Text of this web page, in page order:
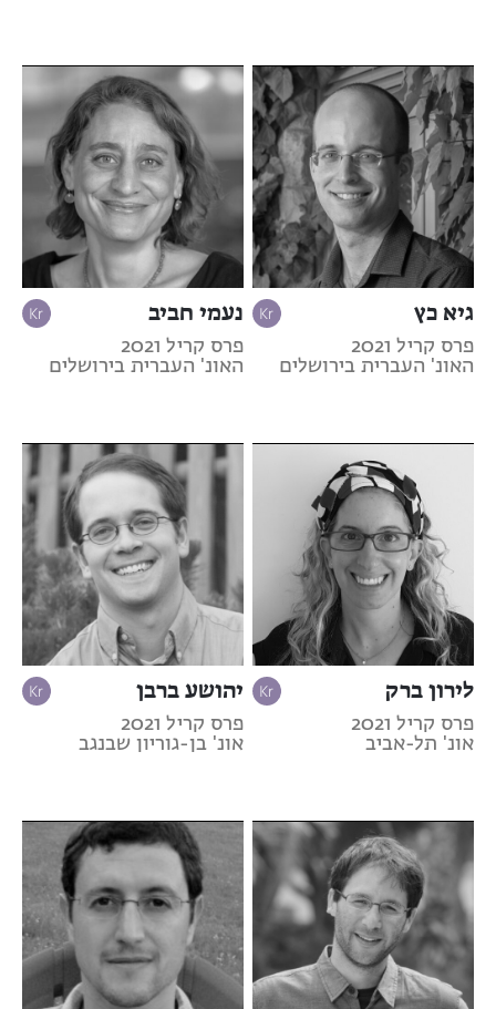
גיא כץ
פרס קריל 2021
האונ' העברית בירושלים
נעמי חביב
פרס קריל 2021
האונ' העברית בירושלים
לירון ברק
פרס קריל 2021
אונ' תל-אביב
יהושע ברבן
פרס קריל 2021
אונ' בן-גוריון שבנגב